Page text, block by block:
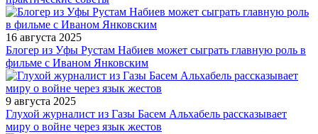
16 августа 2025
Блогер из Уфы Рустам Набиев может сыграть главную роль в
фильме с Иваном Янковским
9 августа 2025
Глухой журналист из Газы Басем Альхабель рассказывает
миру о войне через язык жестов